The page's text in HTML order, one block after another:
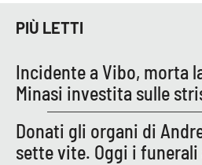
Parchi Marini Calabria
Imprese Di Calabria
Le perfidie di Antonella
PIÙ LETTI
Incidente a Vibo, morta
Minasi investita sulle
Donati gli organi di
sette vite. Oggi i funerali